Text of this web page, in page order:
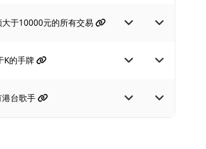
于10000元的所有交易
K的手牌
台歌手